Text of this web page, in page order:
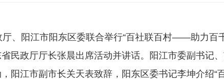
厅、阳江市阳东区委联合举行“百社联百村——助力百
民政厅厅长张晨出席活动并讲话。阳江市委副书记
阳江市副市长关天表致辞，阳东区委书记李坤介绍